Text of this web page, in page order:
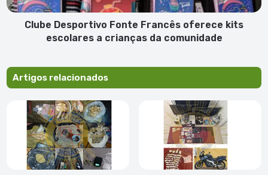
crianças
comunidade
Clube Desportivo Fonte Francês oferece kits
escolares a crianças da comunidade
Artigos relacionados